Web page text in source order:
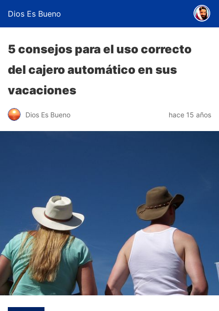
Dios Es Bueno
5 consejos para el uso correcto
del cajero automático en sus
vacaciones
Dios Es Bueno hace 15 años